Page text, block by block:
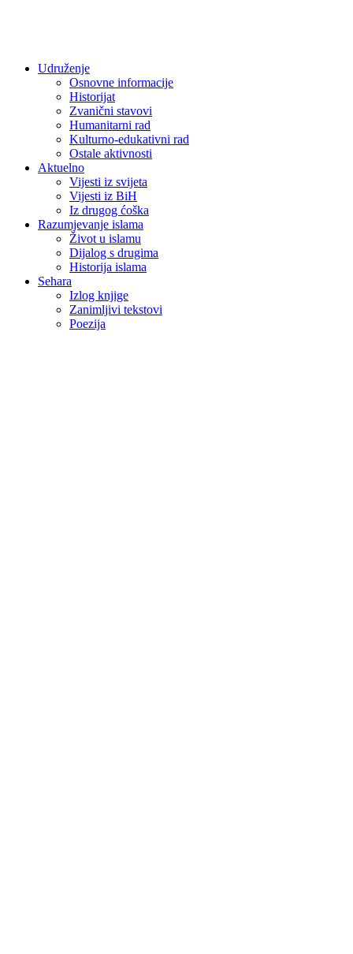
Udruženje
Osnovne informacije
Historijat
Zvanični stavovi
Humanitarni rad
Kulturno-edukativni rad
Ostale aktivnosti
Aktuelno
Vijesti iz svijeta
Vijesti iz BiH
Iz drugog ćoška
Razumjevanje islama
Život u islamu
Dijalog s drugima
Historija islama
Sehara
Izlog knjige
Zanimljivi tekstovi
Poezija